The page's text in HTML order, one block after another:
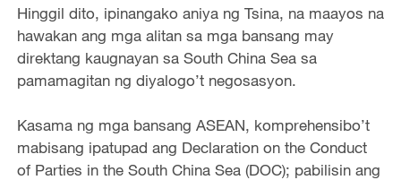
Hinggil dito, ipinangako aniya ng Tsina, na maayos na
hawakan ang mga alitan sa mga bansang may
direktang kaugnayan sa South China Sea sa
pamamagitan ng diyalogo’t negosasyon.
Kasama ng mga bansang ASEAN, komprehensibo’t
mabisang ipatupad ang Declaration on the Conduct
of Parties in the South China Sea (DOC); pabilisin ang